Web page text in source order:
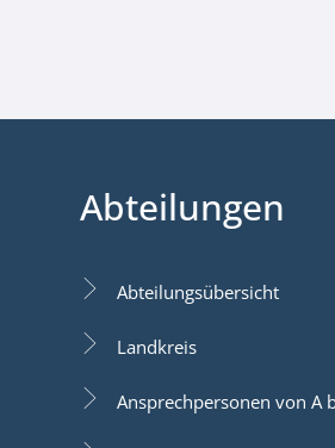
Abteilungen
Abteilungsübersicht
Landkreis
Ansprechpersonen von A